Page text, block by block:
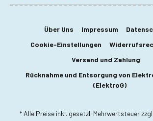
Über Uns Impressum
Cookie-Einstellungen
Versand und Zahlung
Rücknahme und Entsorgung von
(ElektroG)
* Alle Preise inkl. gesetzl. Mehrwertsteuer zzgl.